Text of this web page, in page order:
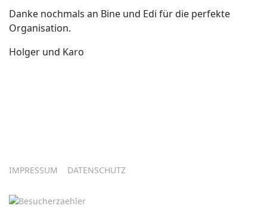
Danke nochmals an Bine und Edi für die perfekte
Organisation.
Holger und Karo
IMPRESSUM DATENSCHUTZ